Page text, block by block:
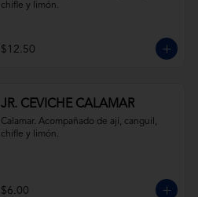
chifle y limón.
$12.50
JR. CEVICHE CALAMAR
Calamar. Acompañado de ají, canguil,
chifle y limón.
$6.00